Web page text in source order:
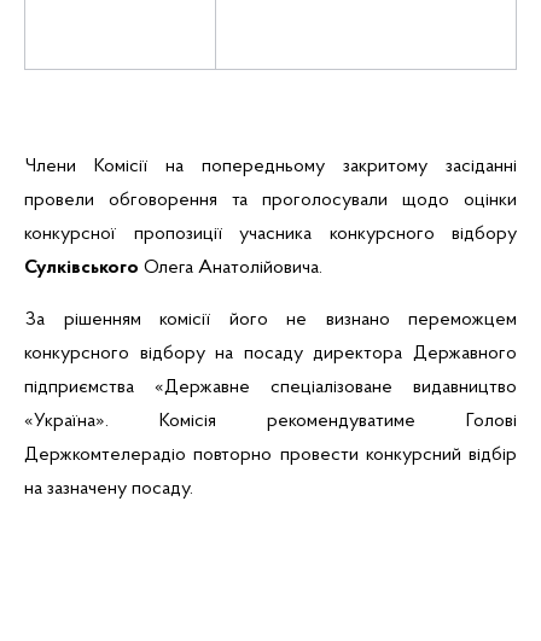
Члени Комісії на попередньому закритому засіданні
провели обговорення та проголосували щодо оцінки
конкурсної пропозиції учасника конкурсного відбору
Сулківського Олега Анатолійовича.
За рішенням комісії його не визнано переможцем
конкурсного відбору на посаду директора Державного
підприємства «Державне спеціалізоване видавництво
«Україна». Комісія рекомендуватиме Голові
Держкомтелерадіо повторно провести конкурсний відбір
на зазначену посаду.